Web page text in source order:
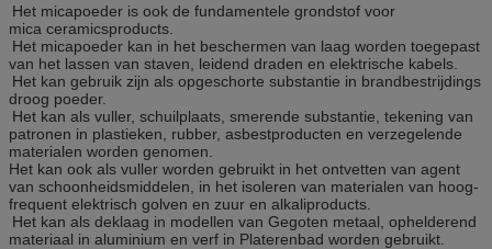
Het micapoeder is ook de fundamentele grondstof voor
mica ceramicsproducts.
Het micapoeder kan in het beschermen van laag worden toegepast
van het lassen van staven, leidend draden en elektrische kabels.
Het kan gebruik zijn als opgeschorte substantie in brandbestrijdings
droog poeder.
Het kan als vuller, schuilplaats, smerende substantie, tekening van
patronen in plastieken, rubber, asbestproducten en verzegelende
materialen worden genomen.
Het kan ook als vuller worden gebruikt in het ontvetten van agent
van schoonheidsmiddelen, in het isoleren van materialen van hoog-
frequent elektrisch golven en zuur en alkaliproducts.
Het kan als deklaag in modellen van Gegoten metaal, ophelderend
materiaal in aluminium en verf in Platerenbad worden gebruikt.